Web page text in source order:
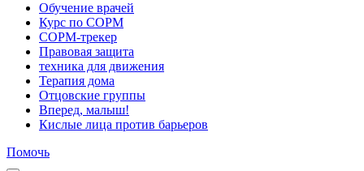
Обучение врачей
Курс по COPM
COPM-трекер
Правовая защита
техника для движения
Терапия дома
Отцовские группы
Вперед, малыш!
Кислые лица против барьеров
Помочь